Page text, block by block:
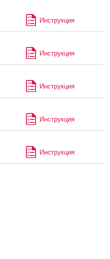
Инструкция
Инструкция
Инструкция
Инструкция
Инструкция